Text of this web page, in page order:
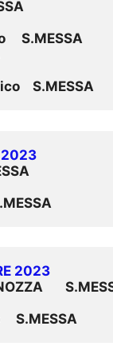
S.MESSA
S.MESSA
2023
2023
S.MESSA